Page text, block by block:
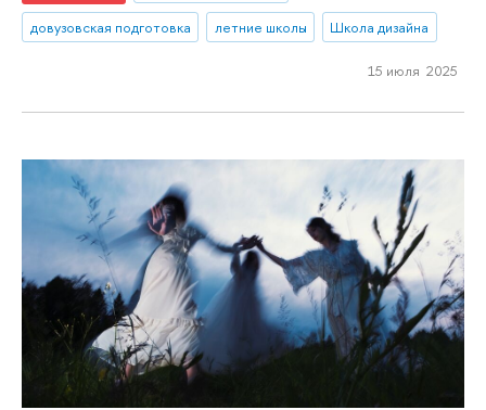
довузовская подготовка
летние школы Школа дизайна
15 июля 2025